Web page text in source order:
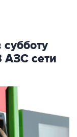
сети